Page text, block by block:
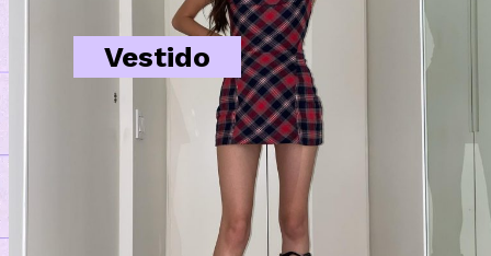
Vestido